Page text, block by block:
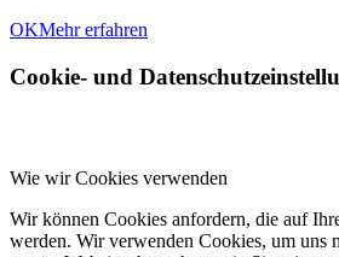
OKMehr erfahren
Cookie- und
Wie wir Cookies verwenden
Wir können Cookies anfordern, die auf
werden. Wir verwenden Cookies, um uns